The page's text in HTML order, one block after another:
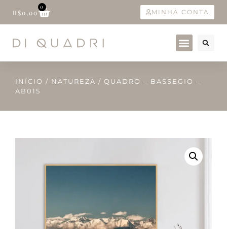
R$0,00
0
MINHA CONTA
INÍCIO / NATUREZA / QUADRO – BASSEGIO –
AB015